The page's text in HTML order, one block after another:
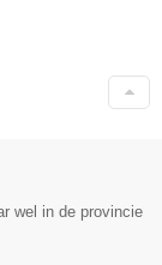
wel in de provincie